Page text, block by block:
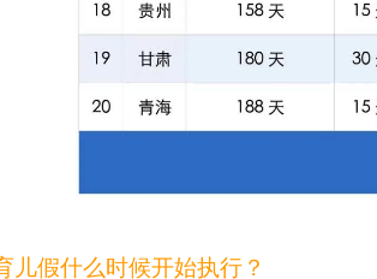
儿假什么时候开始执行？